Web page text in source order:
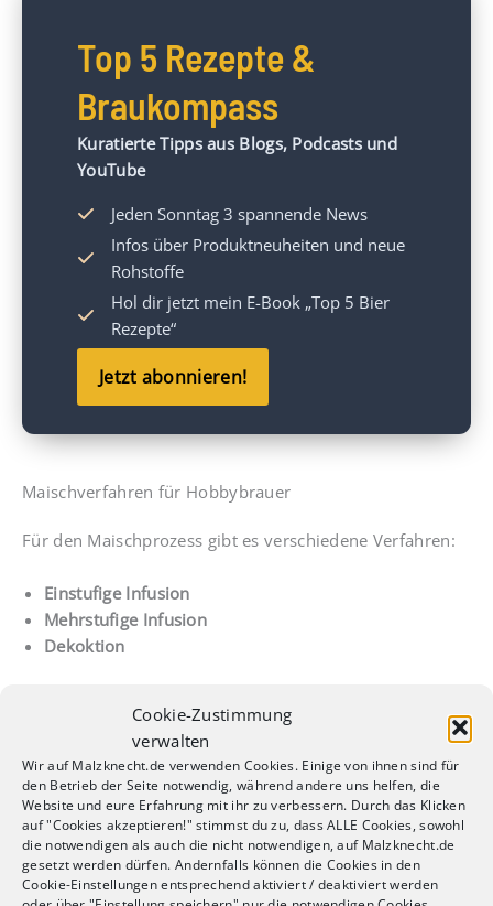
Cookie-Zustimmung
verwalten
Wir auf Malzknecht.de verwenden Cookies. Einige von ihnen sind für
den Betrieb der Seite notwendig, während andere uns helfen, die
Website und eure Erfahrung mit ihr zu verbessern. Durch das Klicken
auf "Cookies akzeptieren!" stimmst du zu, dass ALLE Cookies, sowohl
die notwendigen als auch die nicht notwendigen, auf Malzknecht.de
gesetzt werden dürfen. Andernfalls können die Cookies in den
Cookie-Einstellungen entsprechend aktiviert / deaktiviert werden
Top 5 Rezepte &
Braukompass
Kuratierte Tipps aus Blogs, Podcasts und
YouTube
Jeden Sonntag 3 spannende News
Infos über Produktneuheiten und neue
Rohstoffe
Hol dir jetzt mein E-Book „Top 5 Bier
Rezepte“
Jetzt abonnieren!
Maischverfahren für Hobbybrauer
Für den Maischprozess gibt es verschiedene Verfahren:
Einstufige Infusion
Mehrstufige Infusion
Dekoktion
bei der über einen Einkocher oder Heizplatte gezielt
Temperaturen gesteuert werden können.
Dekoktionsmaischen, auch als Kochmaischen
bezeichnet, sind traditionell begründet, finden aber auch
heute noch Anwendung. Hier wird ein Teil der Maische
gekocht, was zu ganz speziellen kernigen Aromen führt.